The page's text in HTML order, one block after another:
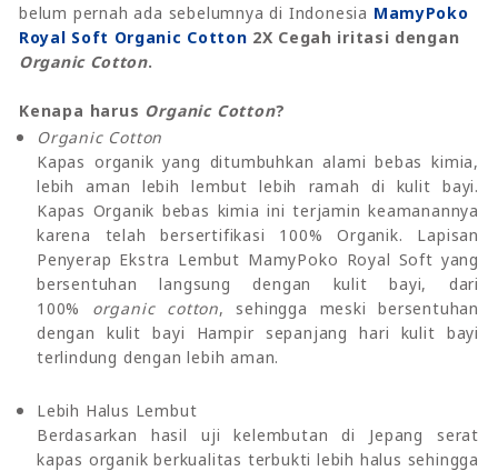
belum pernah ada sebelumnya di Indonesia MamyPoko
Royal Soft Organic Cotton 2X Cegah iritasi dengan
Organic Cotton.
Kenapa harus Organic Cotton?
Organic Cotton
Kapas organik yang ditumbuhkan alami bebas kimia,
lebih aman lebih lembut lebih ramah di kulit bayi.
Kapas Organik bebas kimia ini terjamin keamanannya
karena telah bersertifikasi 100% Organik. Lapisan
Penyerap Ekstra Lembut MamyPoko Royal Soft yang
bersentuhan langsung dengan kulit bayi, dari
100% organic cotton, sehingga meski bersentuhan
dengan kulit bayi Hampir sepanjang hari kulit bayi
terlindung dengan lebih aman.
Lebih Halus Lembut
Berdasarkan hasil uji kelembutan di Jepang serat
kapas organik berkualitas terbukti lebih halus sehingga